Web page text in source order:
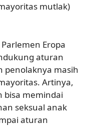
mutlak)
Eropa
aturan
penolaknya masih
Artinya,
bisa memindai
seksual anak
aturan